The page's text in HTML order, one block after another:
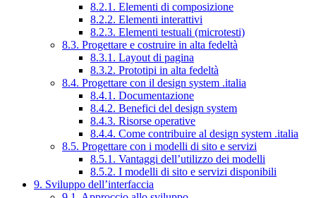
8.2.1. Elementi di composizione
8.2.2. Elementi interattivi
8.2.3. Elementi testuali (microtesti)
8.3. Progettare e costruire in alta fedeltà
8.3.1. Layout di pagina
8.3.2. Prototipi in alta fedeltà
8.4. Progettare con il design system .italia
8.4.1. Documentazione
8.4.2. Benefici del design system
8.4.3. Risorse operative
8.4.4. Come contribuire al design system .italia
8.5. Progettare con i modelli di sito e servizi
8.5.1. Vantaggi dell’utilizzo dei modelli
8.5.2. I modelli di sito e servizi disponibili
9. Sviluppo dell’interfaccia